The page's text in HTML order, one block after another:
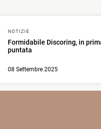
NOTIZIE
Formidabile Discoring, in
puntata
08 Settembre 2025